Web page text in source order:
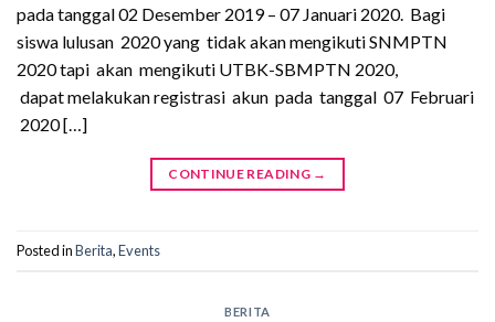
pada tanggal 02 Desember 2019 – 07 Januari 2020. Bagi
siswa lulusan 2020 yang tidak akan mengikuti SNMPTN
2020 tapi akan mengikuti UTBK-SBMPTN 2020,
dapat melakukan registrasi akun pada tanggal 07 Februari
2020 […]
CONTINUE READING →
Posted inBerita,Events
BERITA